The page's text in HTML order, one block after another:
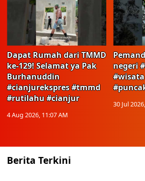
Dapat Rumah dari TMMD
ke-129! Selamat ya Pak
Burhanuddin
#cianjurekspres #tmmd
#rutilahu #cianjur
4 Aug 2026, 11:07 AM
negeri
30 Jul
Berita Terkini